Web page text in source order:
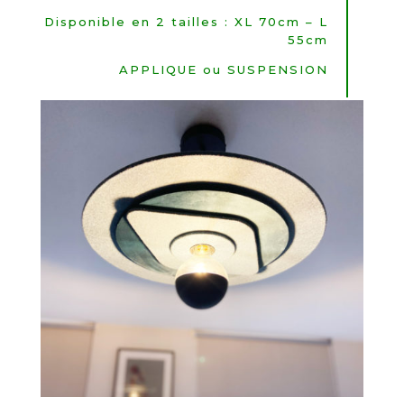
Disponible en 2 tailles : XL 70cm – L
55cm
APPLIQUE ou SUSPENSION